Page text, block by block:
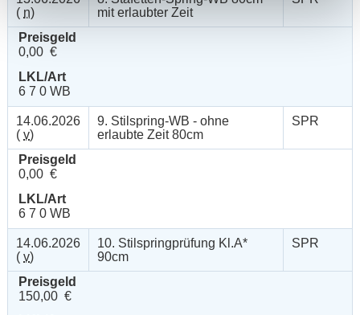
( n)
mit erlaubter Zeit
Preisgeld
0,00 €
LKL/Art
6 7 0 WB
14.06.2026
( v)
9. Stilspring-WB - ohne
erlaubte Zeit 80cm
SPR
Preisgeld
0,00 €
LKL/Art
6 7 0 WB
14.06.2026
( v)
10. Stilspringprüfung Kl.A*
90cm
SPR
Preisgeld
150,00 €